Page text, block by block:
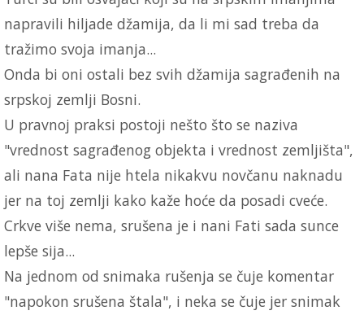
napravili hiljade džamija, da li mi sad treba da
tražimo svoja imanja...
Onda bi oni ostali bez svih džamija sagrađenih na
srpskoj zemlji Bosni.
U pravnoj praksi postoji nešto što se naziva
"vrednost sagrađenog objekta i vrednost zemljišta",
ali nana Fata nije htela nikakvu novčanu naknadu
jer na toj zemlji kako kaže hoće da posadi cveće.
Crkve više nema, srušena je i nani Fati sada sunce
lepše sija...
Na jednom od snimaka rušenja se čuje komentar
"napokon srušena štala", i neka se čuje jer snimak